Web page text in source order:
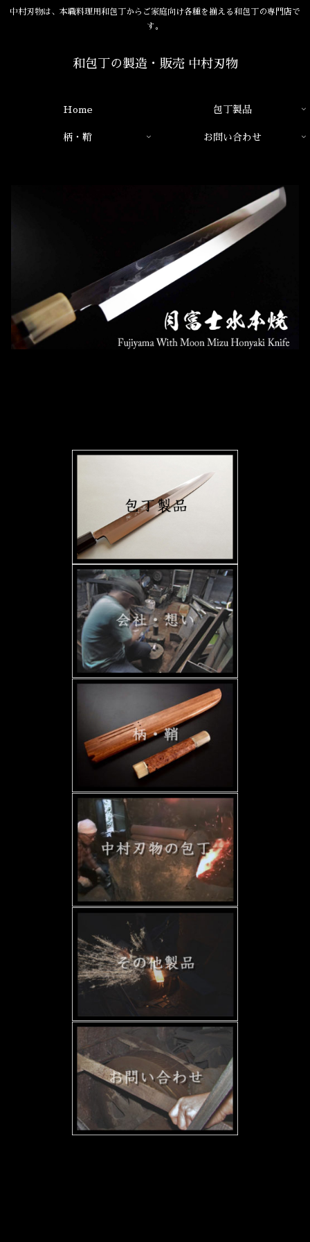
中村刃物は、本職料理用和包丁からご家庭向け各種を揃える和包丁の専門店で
す。
和包丁の製造・販売 中村刃物
Home 包丁製品
柄・鞘 お問い合わせ